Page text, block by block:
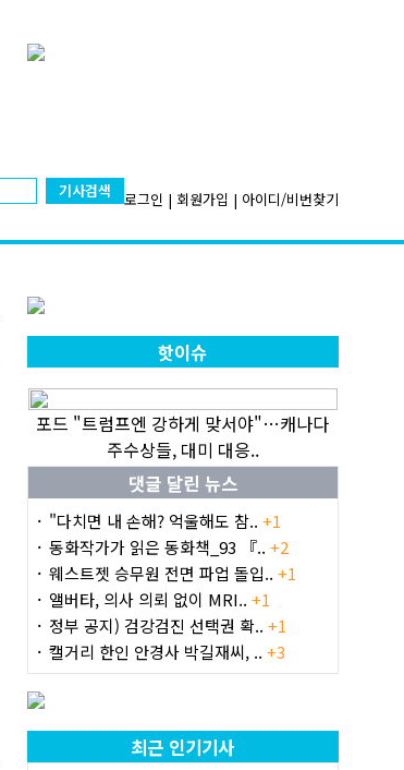
기사검색 로그인 | 회원가입 | 아이디/비번찾기
핫이슈
포드 "트럼프엔 강하게 맞서야"…캐나다
주수상들, 대미 대응..
댓글 달린 뉴스
"다치면 내 손해? 억울해도 참.. +1
동화작가가 읽은 동화책_93 『.. +2
웨스트젯 승무원 전면 파업 돌입.. +1
앨버타, 의사 의뢰 없이 MRI.. +1
정부 공지) 검강검진 선택권 확.. +1
캘거리 한인 안경사 박길재씨, .. +3
최근 인기기사